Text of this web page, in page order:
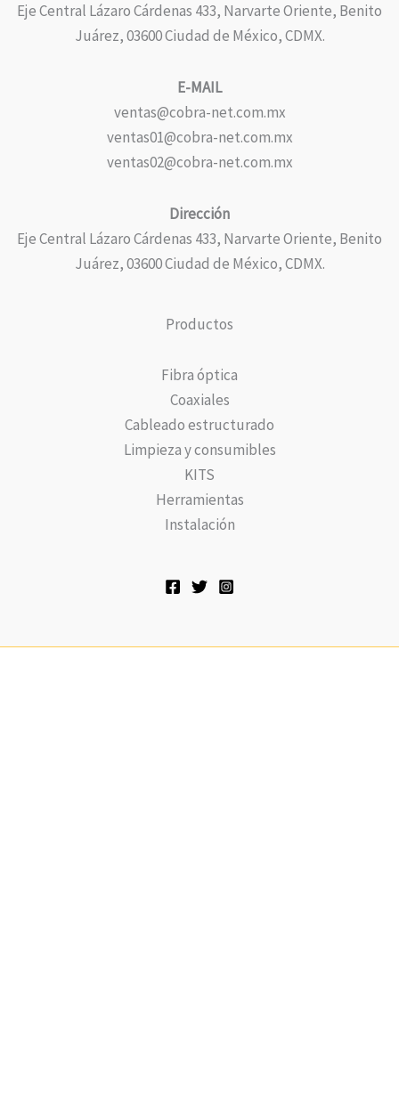
Eje Central Lázaro Cárdenas 433, Narvarte Oriente, Benito
Juárez, 03600 Ciudad de México, CDMX.
E-MAIL
ventas@cobra-net.com.mx
ventas01@cobra-net.com.mx
ventas02@cobra-net.com.mx
Dirección
Eje Central Lázaro Cárdenas 433, Narvarte Oriente, Benito
Juárez, 03600 Ciudad de México, CDMX.
Productos
Fibra óptica
Coaxiales
Cableado estructurado
Limpieza y consumibles
KITS
Herramientas
Instalación